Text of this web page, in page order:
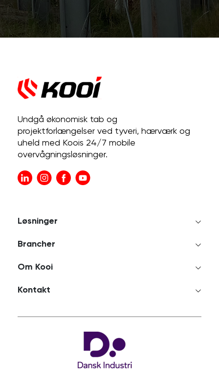
Undgå økonomisk tab og
projektforlængelser ved tyveri, hærværk og
uheld med Koois 24/7 mobile
overvågningsløsninger.
Løsninger
Brancher
Om Kooi
Kontakt